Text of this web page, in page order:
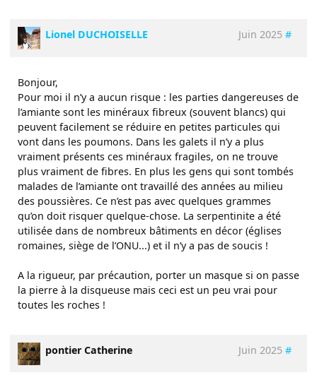
Lionel DUCHOISELLE Juin 2025 #
Bonjour,
Pour moi il n’y a aucun risque : les parties dangereuses de
l’amiante sont les minéraux fibreux (souvent blancs) qui
peuvent facilement se réduire en petites particules qui
vont dans les poumons. Dans les galets il n’y a plus
vraiment présents ces minéraux fragiles, on ne trouve
plus vraiment de fibres. En plus les gens qui sont tombés
malades de l’amiante ont travaillé des années au milieu
des poussières. Ce n’est pas avec quelques grammes
qu’on doit risquer quelque-chose. La serpentinite a été
utilisée dans de nombreux bâtiments en décor (églises
romaines, siège de l’ONU...) et il n’y a pas de soucis !
A la rigueur, par précaution, porter un masque si on passe
la pierre à la disqueuse mais ceci est un peu vrai pour
toutes les roches !
pontier Catherine Juin 2025 #